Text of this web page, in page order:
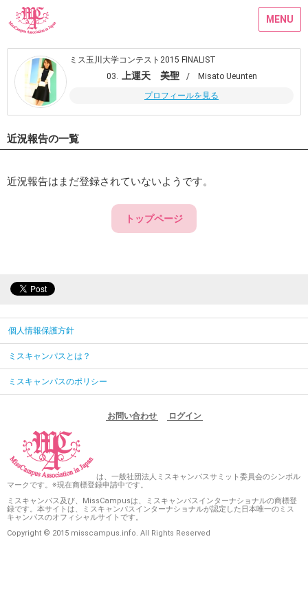
MENU
ミス玉川大学コンテスト2015 FINALIST
03.
上運天 美聖
/ Misato Ueunten
プロフィールを見る
近況報告の一覧
近況報告はまだ登録されていないようです。
トップページ
個人情報保護方針
ミスキャンパスとは？
ミスキャンパスのポリシー
お問い合わせ ログイン
は、一般社団法人ミスキャンパスサミット委員会のシンボル
マークです。※現在商標登録申請中です。
ミスキャンパス及び、MissCampusは、ミスキャンパスインターナショナルの商標登
録です。本サイトは、ミスキャンパスインターナショナルが認定した日本唯一のミス
キャンパスのオフィシャルサイトです。
Copyright © 2015 misscampus.info. All Rights Reserved